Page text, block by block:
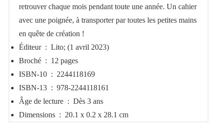
retrouver chaque mois pendant toute une année. Un cahier
avec une poignée, à transporter par toutes les petites mains
en quête de création !
Éditeur ‏ : ‎ Lito; (1 avril 2023)
Broché ‏ : ‎ 12 pages
ISBN-10 ‏ : ‎ 2244118169
ISBN-13 ‏ : ‎ 978-2244118161
Âge de lecture ‏ : ‎ Dès 3 ans
Dimensions ‏ : ‎ 20.1 x 0.2 x 28.1 cm